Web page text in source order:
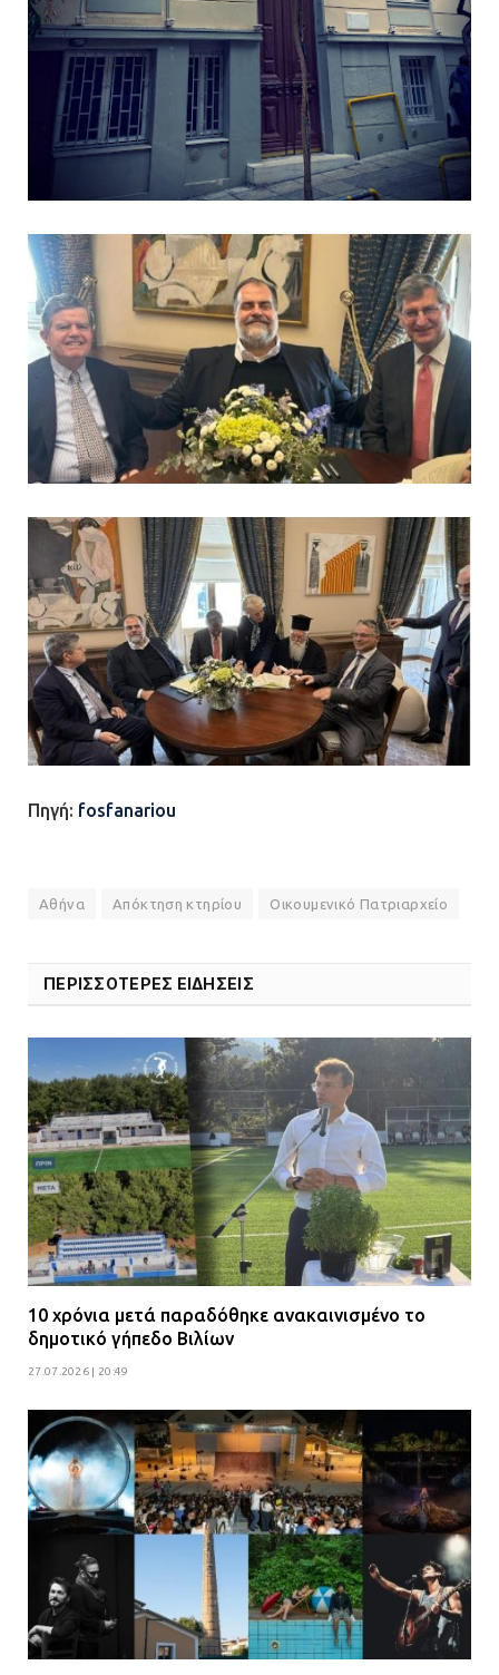
Πηγή: fosfanariou
Αθήνα Απόκτηση κτηρίου Οικουμενικό Πατριαρχείο
ΠΕΡΙΣΣΟΤΕΡΕΣ ΕΙΔΗΣΕΙΣ
10 χρόνια μετά παραδόθηκε ανακαινισμένο το
δημοτικό γήπεδο Βιλίων
27.07.2026 | 20:49